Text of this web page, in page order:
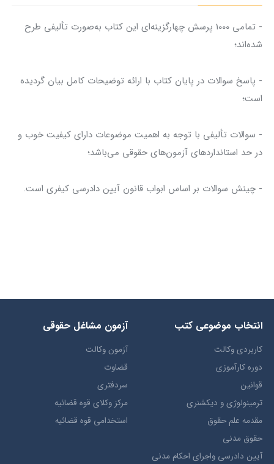
- تمامی 1000 پرسش‌ چهارگزینه‌ای این کتاب به‌صورت تألیفی طرح
شده‌اند؛
- پاسخ سوالات در پایان کتاب با ارائه توضیحات کامل بیان گردیده
است؛
- سوالات تألیفی با توجه به اهمیت موضوعات دارای کیفیت خوب و
در حد استاندارد‌های آزمون‌های حقوقی می‌باشد؛
- چینش سوالات بر اساس ابواب قانون آیین دادرسی کیفری است.
انتخاب​ موضوعي​ کتب
کاربردی وکالت
دوره کارآموزی
قوانین
ترمينولوژي و ديکشنري
مقدمه علم حقوق
حقوق مدني
آيين دادرسي ​واجراي ​احکام ​مدني
آزمون مشاغل حقوقی
آزمون وکالت
قضاوت
سردفتری
مرکز وکلای قوه قضائیه
استخدامی قوه قضائیه